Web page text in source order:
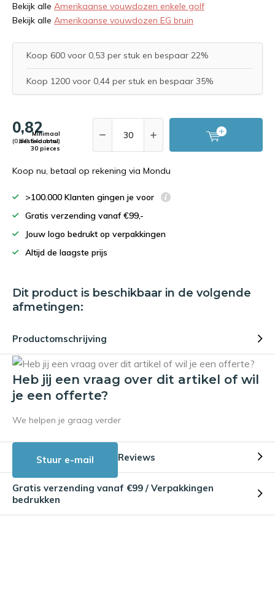
Bekijk alle Amerikaanse vouwdozen enkele golf
Bekijk alle Amerikaanse vouwdozen EG bruin
Koop 600 voor 0,53 per stuk en bespaar 22%
Koop 1200 voor 0,44 per stuk en bespaar 35%
0,82
(0,68 Excl. btw)
Minimaal
bestelaantal:
30 pieces
Koop nu, betaal op rekening via Mondu
>100.000 Klanten gingen je voor
Gratis verzending vanaf €99,-
Jouw logo bedrukt op verpakkingen
Altijd de laagste prijs
Dit product is beschikbaar in de volgende
afmetingen:
Productomschrijving
Heb jij een vraag over dit artikel of wil
je een offerte?
We helpen je graag verder
Stuur e-mail Reviews
Gratis verzending vanaf €99 / Verpakkingen
bedrukken